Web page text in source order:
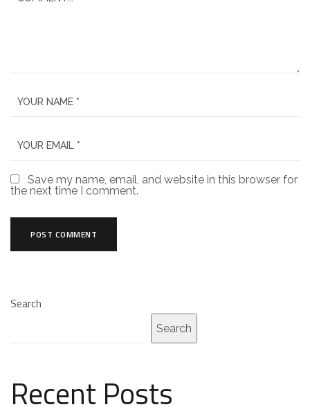
Save my name, email, and website in this browser for
the next time I comment.
Search
Search
Recent Posts